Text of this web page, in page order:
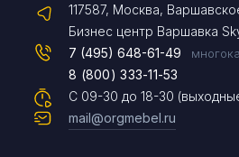
117587, Москва,
Бизнес центр Варшавка
С 09-30 до 18-30
7 (495) 648-61-49
8 (800) 333-11-53
mail@orgmebel.ru
Max
Чат на сайте